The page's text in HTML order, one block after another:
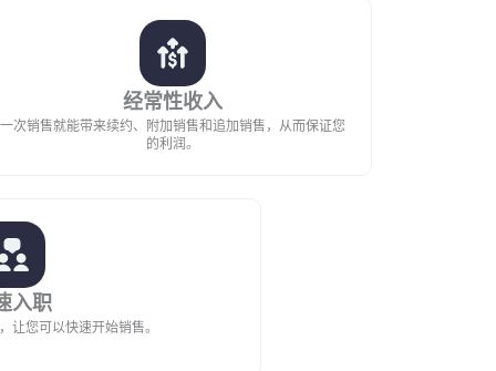
经常性收入
一次销售就能带来续约、附加销售和追加销售，从而保证您
的利润。
入职
让您可以快速开始销售。